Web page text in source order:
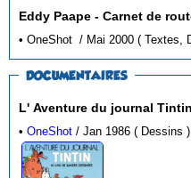
Eddy Paape - Carnet de
• OneShot / Mai
DOCUMENTAIRES
•OneShot / Jan 1986 ( Dessins )